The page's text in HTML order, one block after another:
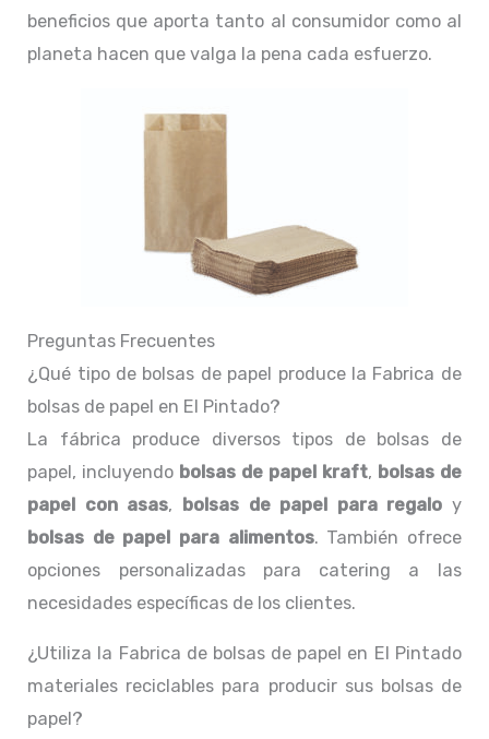
beneficios que aporta tanto al consumidor como al
planeta hacen que valga la pena cada esfuerzo.
Preguntas Frecuentes
¿Qué tipo de bolsas de papel produce la Fabrica de
bolsas de papel en El Pintado?
La fábrica produce diversos tipos de bolsas de
papel, incluyendo bolsas de papel kraft, bolsas de
papel con asas, bolsas de papel para regalo y
bolsas de papel para alimentos. También ofrece
opciones personalizadas para catering a las
necesidades específicas de los clientes.
¿Utiliza la Fabrica de bolsas de papel en El Pintado
materiales reciclables para producir sus bolsas de
papel?